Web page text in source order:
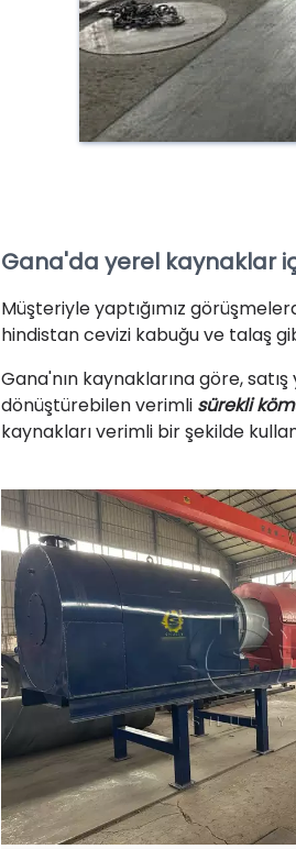
Gana'da yerel kaynaklar
Müşteriyle yaptığımız
hindistan cevizi kabuğu ve talaş
Gana'nın kaynaklarına göre,
dönüştürebilen verimli sürekli
kaynakları verimli bir şekilde